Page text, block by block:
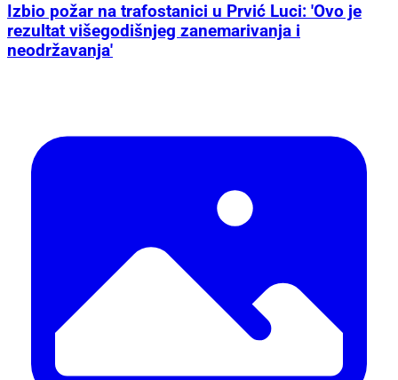
Izbio požar na trafostanici u Prvić Luci: 'Ovo je
rezultat višegodišnjeg zanemarivanja i
neodržavanja'